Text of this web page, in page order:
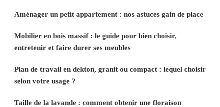
Aménager un petit appartement : nos astuces gain de place
Mobilier en bois massif : le guide pour bien choisir,
entretenir et faire durer ses meubles
Plan de travail en dekton, granit ou compact : lequel choisir
selon votre usage ?
Taille de la lavande : comment obtenir une floraison